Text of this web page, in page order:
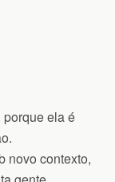
ela é
novo contexto,